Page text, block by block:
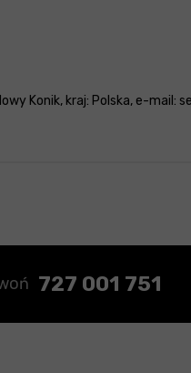
Konik, kraj: Polska, e-mail:
727 001 751